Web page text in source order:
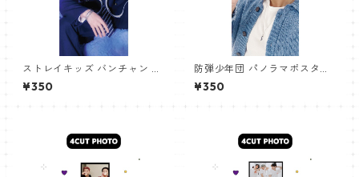
ストレイキッズ バンチャン パ
ノラマポスター (Stray Kids B
angchan Poster) 700*330
¥350
防弾少年団 パノラマポスター
(BTS Poster) 700*330mm
【アールエム RM-14】
¥350